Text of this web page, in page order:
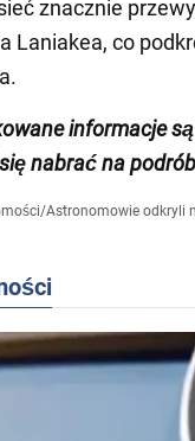
znacznie
Laniakea, co
informacje
nabrać na
/Astronomowie odkryli